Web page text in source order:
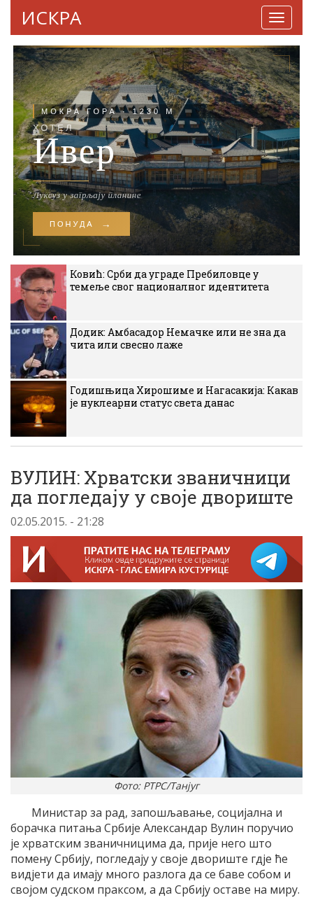
ИСКРА
Ковић: Срби да уграде Пребиловце у
темеље свог националног идентитета
Додик: Амбасадор Немачке или не зна да
чита или свесно лаже
Годишњица Хирошиме и Нагасакија: Какав
је нуклеарни статус света данас
ВУЛИН: Хрватски званичници
да погледају у своје двориште
02.05.2015. - 21:28
Фото: РТРС/Танјуг
Министар за рад, запошљавање, социјална и
борачка питања Србије Александар Вулин поручио
је хрватским званичницима да, прије него што
помену Србију, погледају у своје двориште гдје ће
видјети да имају много разлога да се баве собом и
својом судском праксом, а да Србију оставе на миру.